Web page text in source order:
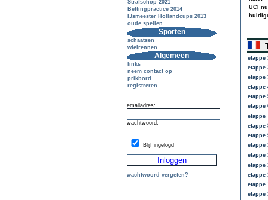
Strafschop 2021
Bettingpractice 2014
IJsmeester Hollandcups 2013
oude spellen
Sporten
schaatsen
wielrennen
Algemeen
links
neem contact op
prikbord
registreren
emailadres:
wachtwoord:
Blijf ingelogd
wachtwoord vergeten?
UCI
etappe
etappe
etappe
etappe
etappe
etappe
etappe
etappe
etappe
etappe
etappe
etappe
etappe
etappe
etappe